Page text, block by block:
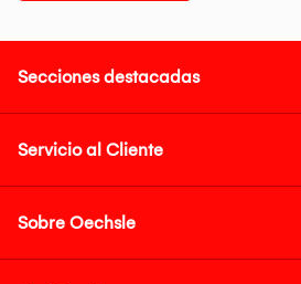
Secciones destacadas
Servicio al Cliente
Sobre Oechsle